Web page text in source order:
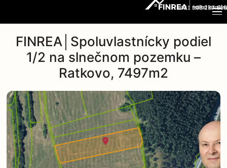
+421 908 237 666
FINREA│Spoluvlastnícky podiel
1/2 na slnečnom pozemku –
Ratkovo, 7497m2